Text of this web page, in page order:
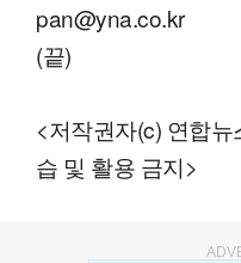
pan@yna.co.kr
(끝)
<저작권자(c) 연합
습 및 활용 금지>